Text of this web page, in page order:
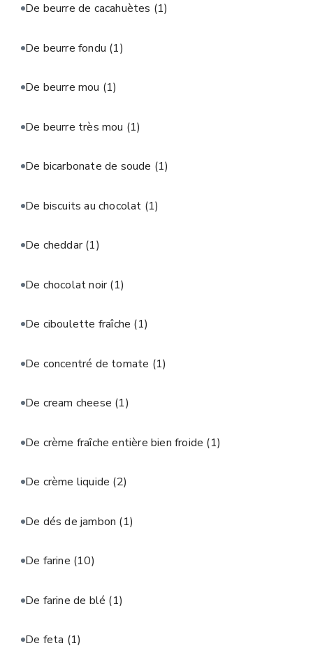
De beurre de cacahuètes (1)
De beurre fondu (1)
De beurre mou (1)
De beurre très mou (1)
De bicarbonate de soude (1)
De biscuits au chocolat (1)
De cheddar(1)
De chocolat noir(1)
De ciboulette fraîche (1)
De concentré de tomate (1)
De cream cheese (1)
De crème fraîche entière bien froide (1)
De crème liquide (2)
De dés de jambon (1)
De farine (10)
De farine de blé (1)
De feta (1)